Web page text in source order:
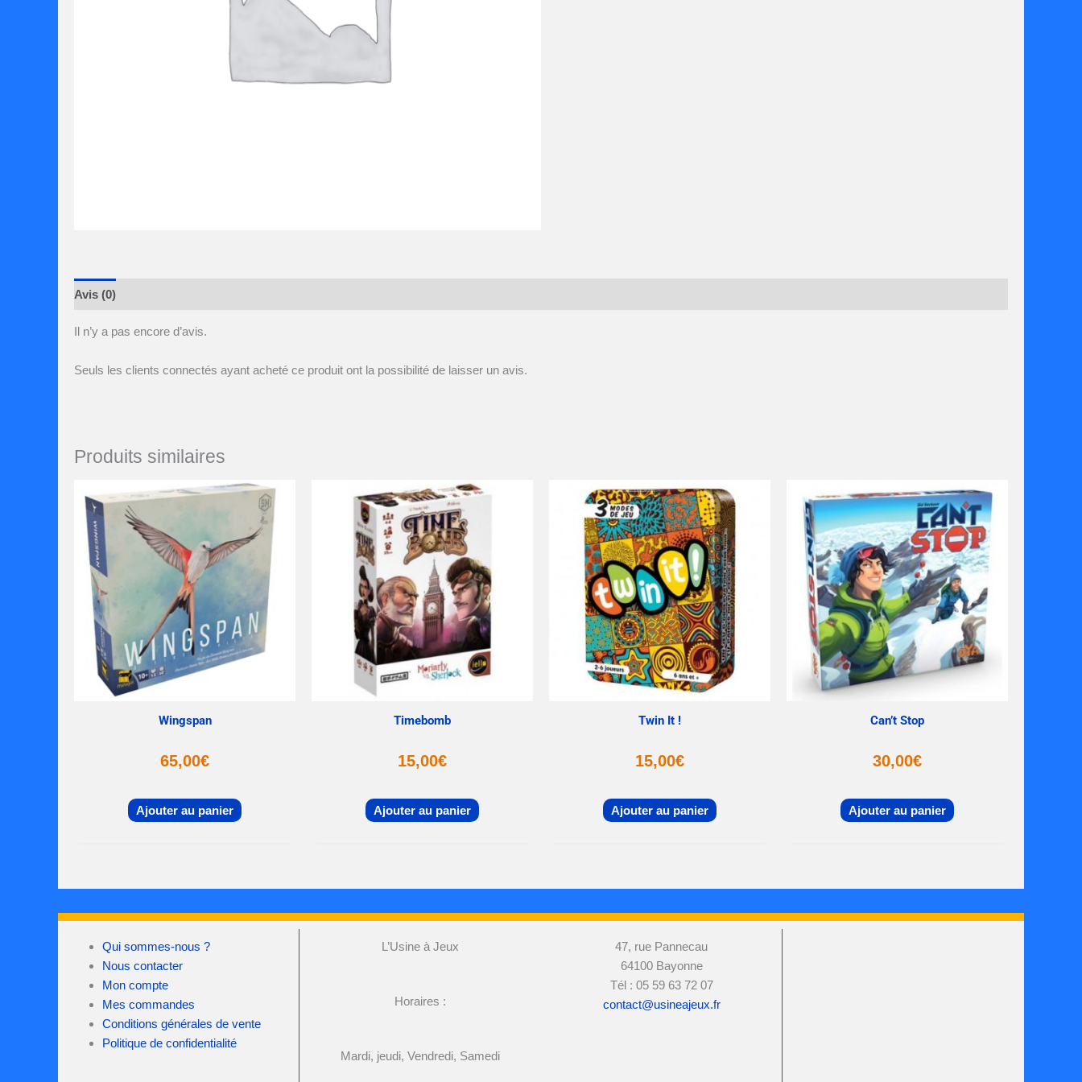
Avis (0)
Il n’y a pas encore d’avis.
Seuls les clients connectés ayant acheté ce produit ont la possibilité de laisser un avis.
Produits similaires
Wingspan
65,00€
Ajouter au panier
Timebomb
15,00€
Ajouter au panier
Twin It !
15,00€
Ajouter au panier
Can’t Stop
30,00€
Ajouter au panier
Qui sommes-nous ?
Nous contacter
Mon compte
Mes commandes
Conditions générales de vente
Politique de confidentialité
L’Usine à Jeux
Horaires :
Mardi, jeudi, Vendredi, Samedi
47, rue Pannecau
64100 Bayonne
Tél : 05 59 63 72 07
contact@usineajeux.fr